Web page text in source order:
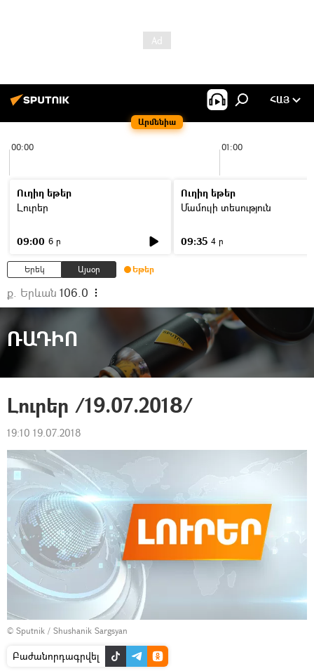
Արմենիա
ՀԱՅ
00:00 01:00
Ուղիղ եթեր
Լուրեր
09:00 6 ր
Ուղիղ եթեր
Մամուլի տեսություն
09:35 4 ր
Երեկ Այսօր Եթեր
ք. Երևան 106.0
ՌԱԴԻՈ
Լուրեր /19.07.2018/
19:10 19.07.2018
© Sputnik / Shushanik Sargsyan
Բաժանորդագրվել